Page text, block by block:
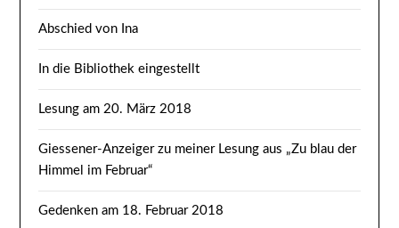
Abschied von Ina
In die Bibliothek eingestellt
Lesung am 20. März 2018
Giessener-Anzeiger zu meiner Lesung aus „Zu blau der
Himmel im Februar“
Gedenken am 18. Februar 2018